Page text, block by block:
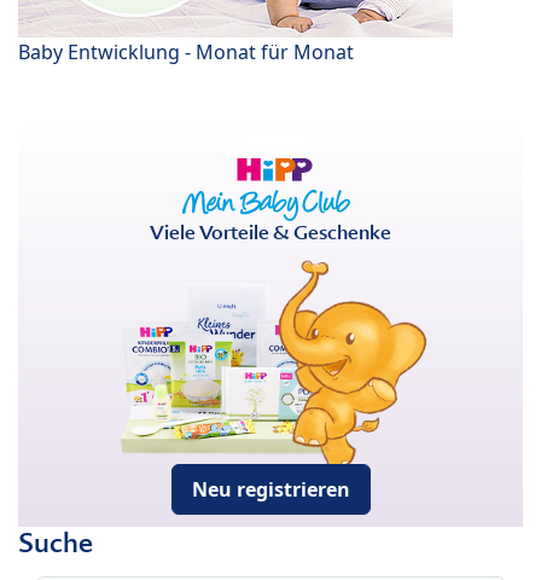
Baby Entwicklung - Monat für Monat
Viele Vorteile & Geschenke
Neu registrieren
Suche